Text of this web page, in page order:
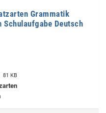
Grammatik
Deutsch
81 KB